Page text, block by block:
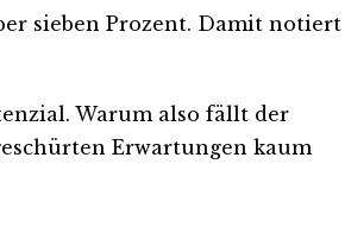
sieben Prozent. Damit notiert
Warum also fällt der
Erwartungen kaum